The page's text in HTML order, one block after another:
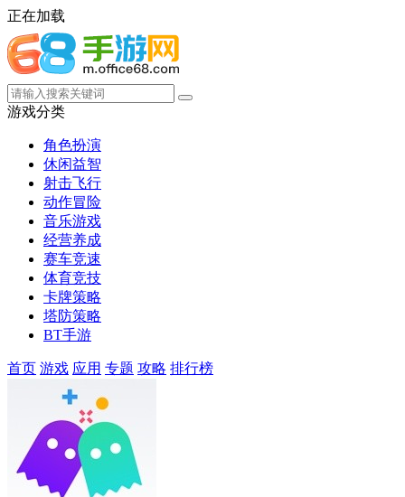
正在加载
游戏分类
角色扮演
休闲益智
射击飞行
动作冒险
音乐游戏
经营养成
赛车竞速
体育竞技
卡牌策略
塔防策略
BT手游
首页 游戏 应用 专题 攻略 排行榜